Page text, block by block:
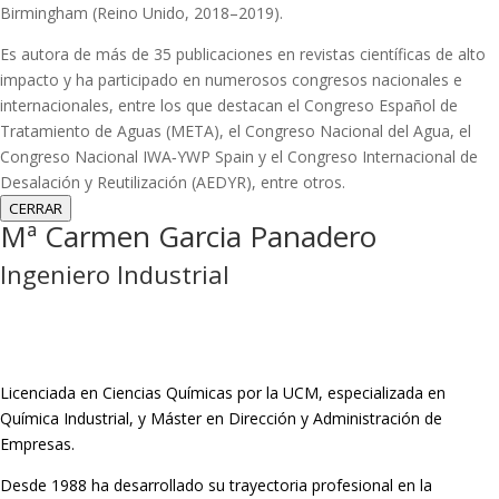
Birmingham (Reino Unido, 2018–2019).
Es autora de más de 35 publicaciones en revistas científicas de alto
impacto y ha participado en numerosos congresos nacionales e
internacionales, entre los que destacan el Congreso Español de
Tratamiento de Aguas (META), el Congreso Nacional del Agua, el
Congreso Nacional IWA‑YWP Spain y el Congreso Internacional de
Desalación y Reutilización (AEDYR), entre otros.
CERRAR
Mª Carmen Garcia Panadero
Ingeniero Industrial
Licenciada en Ciencias Químicas por la UCM, especializada en
Química Industrial, y Máster en Dirección y Administración de
Empresas.
Desde 1988 ha desarrollado su trayectoria profesional en la